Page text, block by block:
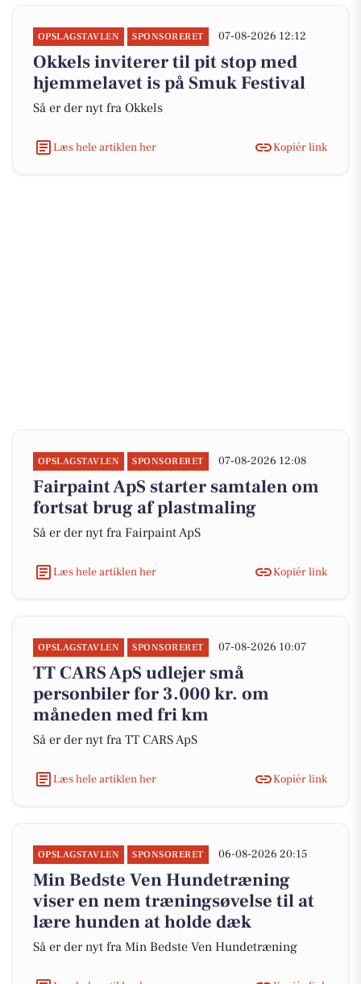
OPSLAGSTAVLEN SPONSORERET 07-08-2026 12:12
Okkels inviterer til pit stop med
hjemmelavet is på Smuk Festival
Så er der nyt fra Okkels
Læs hele artiklen her Kopiér link
OPSLAGSTAVLEN SPONSORERET 07-08-2026 12:08
Fairpaint ApS starter samtalen om
fortsat brug af plastmaling
Så er der nyt fra Fairpaint ApS
Læs hele artiklen her Kopiér link
OPSLAGSTAVLEN SPONSORERET 07-08-2026 10:07
TT CARS ApS udlejer små
personbiler for 3.000 kr. om
måneden med fri km
Så er der nyt fra TT CARS ApS
Læs hele artiklen her Kopiér link
OPSLAGSTAVLEN SPONSORERET 06-08-2026 20:15
Min Bedste Ven Hundetræning
viser en nem træningsøvelse til at
lære hunden at holde dæk
Så er der nyt fra Min Bedste Ven Hundetræning